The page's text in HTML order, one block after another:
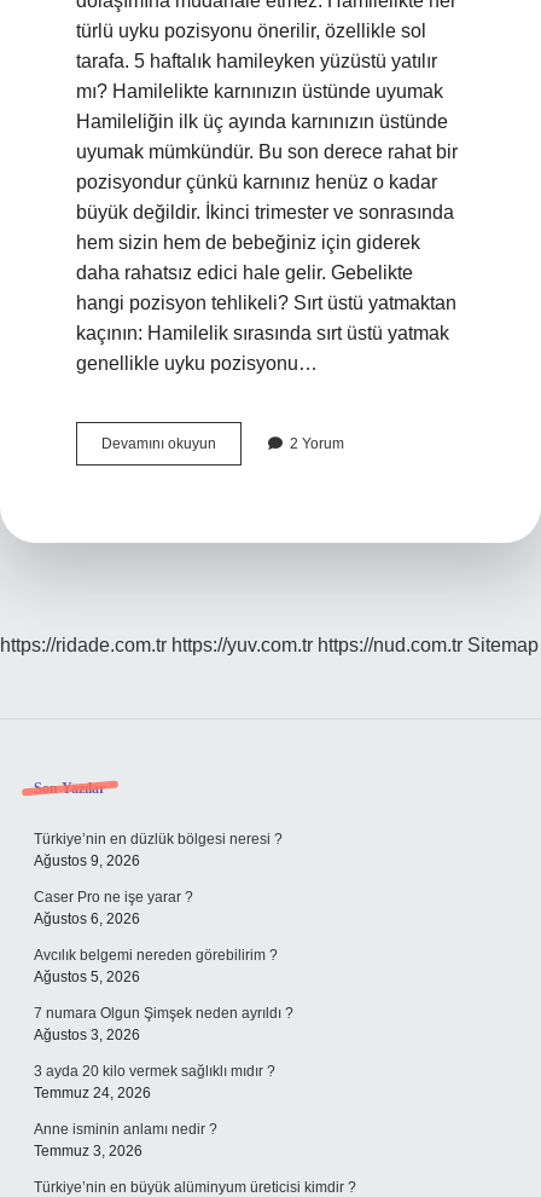
türlü uyku pozisyonu önerilir, özellikle sol
tarafa. 5 haftalık hamileyken yüzüstü yatılır
mı? Hamilelikte karnınızın üstünde uyumak
Hamileliğin ilk üç ayında karnınızın üstünde
uyumak mümkündür. Bu son derece rahat bir
pozisyondur çünkü karnınız henüz o kadar
büyük değildir. İkinci trimester ve sonrasında
hem sizin hem de bebeğiniz için giderek
daha rahatsız edici hale gelir. Gebelikte
hangi pozisyon tehlikeli? Sırt üstü yatmaktan
kaçının: Hamilelik sırasında sırt üstü yatmak
genellikle uyku pozisyonu…
Devamını okuyun
Haftalık
2 Yorum
https://ridade.com.tr https://yuv.com.tr https://nud.com.tr Sitemap
Sidebar
Son Yazılar
Türkiye’nin en düzlük bölgesi neresi ?
Ağustos 9, 2026
Caser Pro ne işe yarar ?
Ağustos 6, 2026
Avcılık belgemi nereden görebilirim ?
Ağustos 5, 2026
7 numara Olgun Şimşek neden ayrıldı ?
Ağustos 3, 2026
3 ayda 20 kilo vermek sağlıklı mıdır ?
Temmuz 24, 2026
Anne isminin anlamı nedir ?
Temmuz 3, 2026
Türkiye’nin en büyük alüminyum üreticisi kimdir ?